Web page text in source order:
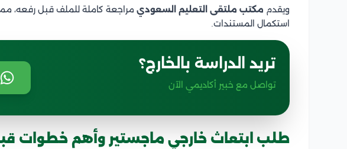
ويقدم مكتب ملتقى التعليم السعودي مراجعة كاملة للملف قبل رفعه،
استكمال المستندات.
تريد الدراسة بالخارج؟
تواصل مع خبير أكاديمي الآن
طلب ابتعاث خارجي ماجستير وأهم خطوات